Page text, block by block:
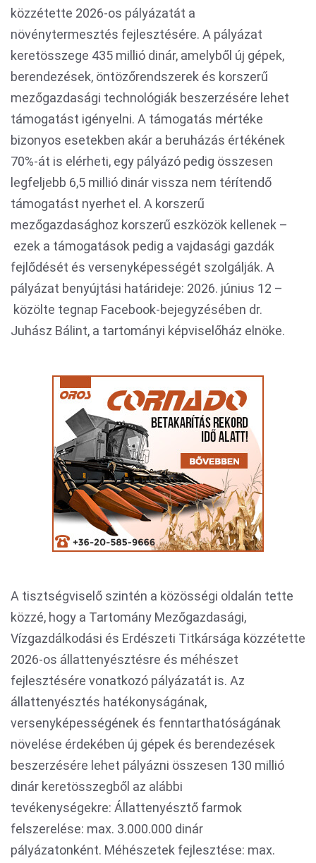
közzétette 2026-os pályázatát a
növénytermesztés fejlesztésére. A pályázat
keretösszege 435 millió dinár, amelyből új gépek,
berendezések, öntözőrendszerek és korszerű
mezőgazdasági technológiák beszerzésére lehet
támogatást igényelni. A támogatás mértéke
bizonyos esetekben akár a beruházás értékének
70%-át is elérheti, egy pályázó pedig összesen
legfeljebb 6,5 millió dinár vissza nem térítendő
támogatást nyerhet el. A korszerű
mezőgazdasághoz korszerű eszközök kellenek –
ezek a támogatások pedig a vajdasági gazdák
fejlődését és versenyképességét szolgálják. A
pályázat benyújtási határideje: 2026. június 12 –
közölte tegnap Facebook-bejegyzésében dr.
Juhász Bálint, a tartományi képviselőház elnöke.
A tisztségviselő szintén a közösségi oldalán tette
közzé, hogy a Tartomány Mezőgazdasági,
Vízgazdálkodási és Erdészeti Titkársága közzétette
2026-os állattenyésztésre és méhészet
fejlesztésére vonatkozó pályázatát is. Az
állattenyésztés hatékonyságának,
versenyképességének és fenntarthatóságának
növelése érdekében új gépek és berendezések
beszerzésére lehet pályázni összesen 130 millió
dinár keretösszegből az alábbi
tevékenységekre: Állattenyésztő farmok
felszerelése: max. 3.000.000 dinár
pályázatonként. Méhészetek fejlesztése: max.